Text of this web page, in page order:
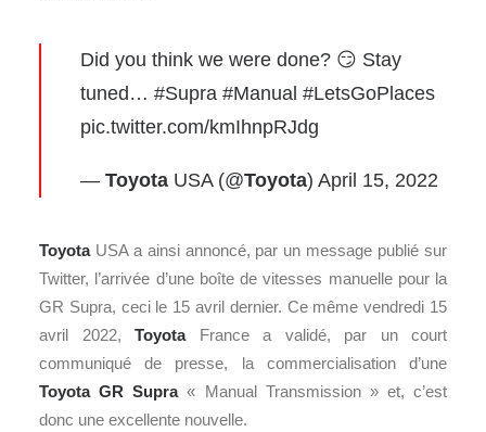
Did you think we were done? 😏 Stay
tuned… #Supra #Manual #LetsGoPlaces
pic.twitter.com/kmIhnpRJdg
— Toyota USA (@Toyota) April 15, 2022
ToyotaUSA a ainsi annoncé, par un message publié sur
Twitter, l’arrivée d’une boîte de vitesses manuelle pour la
GR Supra, ceci le 15 avril dernier. Ce même vendredi 15
avril 2022, ToyotaFrance a validé, par un court
communiqué de presse, la commercialisation d’une
Toyota GR Supra« Manual Transmission » et, c’est
donc une excellente nouvelle.